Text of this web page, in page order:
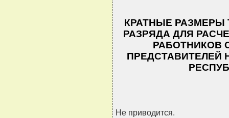
КРАТНЫЕ РАЗМЕРЫ
РАЗРЯДА ДЛЯ
РАБОТНИКОВ
ПРЕДСТАВИТЕЛЕЙ
Не приводится.